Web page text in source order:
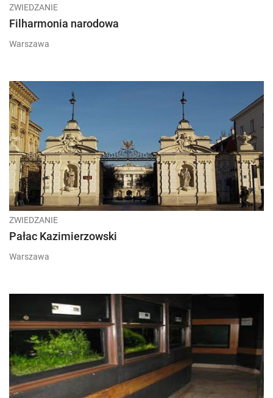
ZWIEDZANIE
Filharmonia narodowa
Warszawa
ZWIEDZANIE
Pałac Kazimierzowski
Warszawa